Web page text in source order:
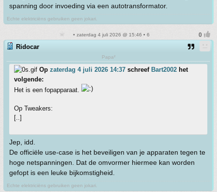
spanning door invoeding via een autotransformator.
Echte elektriciëns gebruiken geen jokari.
• zaterdag 4 juli 2026 @ 15:46 • 6
Ridocar
Papa²
Op zaterdag 4 juli 2026 14:37 schreef Bart2002 het
volgende:
Het is een fopapparaat.
Op Tweakers:
[..]
Jep, idd.
De officiële use-case is het beveiligen van je apparaten tegen te
hoge netspanningen. Dat de omvormer hiermee kan worden
gefopt is een leuke bijkomstigheid.
Echte elektriciëns gebruiken geen jokari.